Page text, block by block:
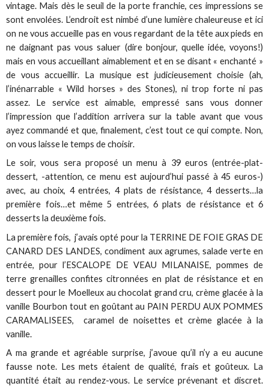
vintage. Mais dès le seuil de la porte franchie, ces impressions se
sont envolées. L’endroit est nimbé d’une lumière chaleureuse et ici
on ne vous accueille pas en vous regardant de la tête aux pieds en
ne daignant pas vous saluer (dire bonjour, quelle idée, voyons!)
mais en vous accueillant aimablement et en se disant « enchanté »
de vous accueillir. La musique est judicieusement choisie (ah,
l’inénarrable « Wild horses » des Stones), ni trop forte ni pas
assez. Le service est aimable, empressé sans vous donner
l’impression que l’addition arrivera sur la table avant que vous
ayez commandé et que, finalement, c’est tout ce qui compte. Non,
on vous laisse le temps de choisir.
Le soir, vous sera proposé un menu à 39 euros (entrée-plat-
dessert, -attention, ce menu est aujourd’hui passé à 45 euros-)
avec, au choix, 4 entrées, 4 plats de résistance, 4 desserts…la
première fois…et même 5 entrées, 6 plats de résistance et 6
desserts la deuxième fois.
La première fois, j’avais opté pour la TERRINE DE FOIE GRAS DE
CANARD DES LANDES, condiment aux agrumes, salade verte en
entrée, pour l’ESCALOPE DE VEAU MILANAISE, pommes de
terre grenailles confites citronnées en plat de résistance et en
dessert pour le Moelleux au chocolat grand cru, crème glacée à la
vanille Bourbon tout en goûtant au PAIN PERDU AUX POMMES
CARAMALISEES, caramel de noisettes et crème glacée à la
vanille.
A ma grande et agréable surprise, j’avoue qu’il n’y a eu aucune
fausse note. Les mets étaient de qualité, frais et goûteux. La
quantité était au rendez-vous. Le service prévenant et discret.